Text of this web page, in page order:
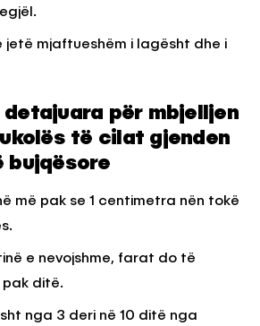
jetë mjaftueshëm i lagësht dhe i
detajuara për mbjelljen
të cilat gjenden
bujqësore
më pak se 1 centimetra nën tokë
e nevojshme, farat do të
pak ditë.
nga 3 deri në 10 ditë nga